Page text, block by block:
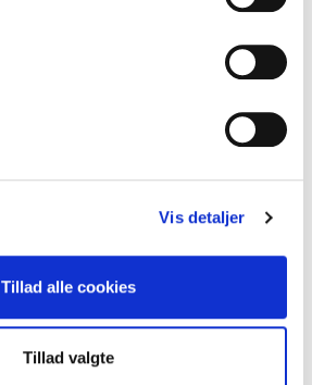
Vis detaljer
Tillad alle cookies
Tillad valgte